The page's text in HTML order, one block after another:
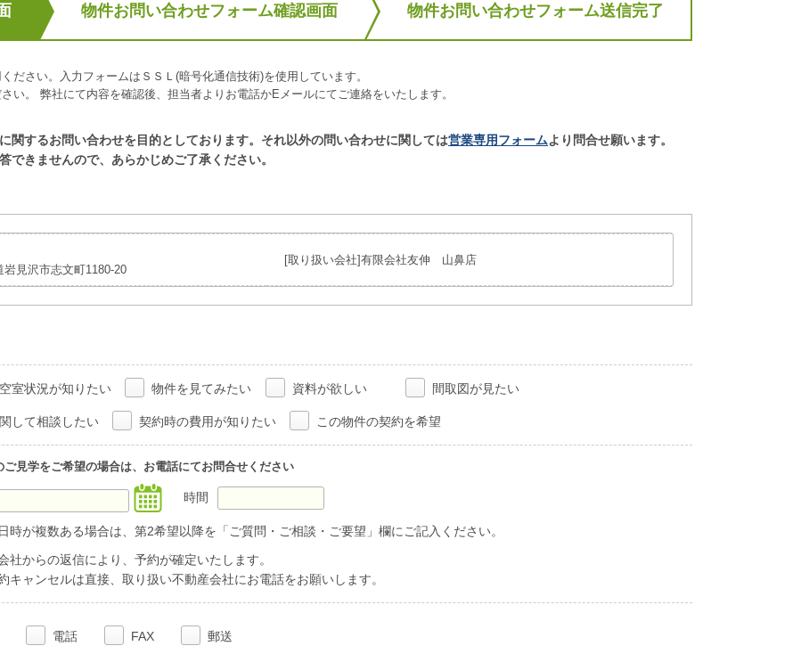
物件お問い合わせフォーム確認画面 物件お問い合わせフォーム送信完了
ださい。入力フォームはＳＳＬ(暗号化通信技術)を使用しています。
い。 弊社にて内容を確認後、担当者よりお電話かEメールにてご連絡をいたします。
関するお問い合わせを目的としております。それ以外の問い合わせに関しては営業専用フォームより問合せ願います。
きませんので、あらかじめご了承ください。
岩見沢市志文町1180-20
[取り扱い会社]有限会社友伸 山鼻店
室状況が知りたい 物件を見てみたい 資料が欲しい 間取図が見たい
して相談したい 契約時の費用が知りたい この物件の契約を希望
ご見学をご希望の場合は、お電話にてお問合せください
時間
時が複数ある場合は、第2希望以降を「ご質問・ご相談・ご要望」欄にご記入ください。
社からの返信により、予約が確定いたします。
キャンセルは直接、取り扱い不動産会社にお電話をお願いします。
電話 FAX 郵送